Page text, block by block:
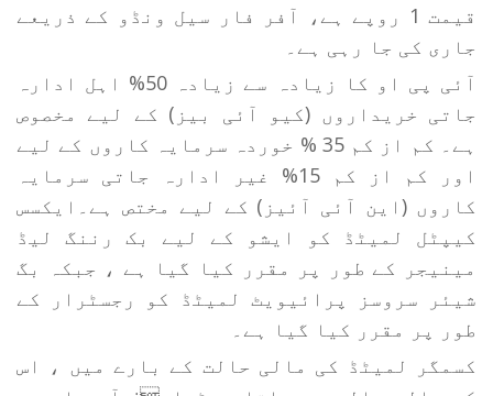
قیمت 1 روپے ہے، آفر فار سیل ونڈو کے ذریعے
جاری کی جا رہی ہے۔
آئی پی او کا زیادہ سے زیادہ 50% اہل ادارہ
جاتی خریداروں (کیو آئی بیز) کے لیے مخصوص
ہے۔ کم از کم 35 % خوردہ سرمایہ کاروں کے لیے
اور کم از کم 15% غیر ادارہ جاتی سرمایہ
کاروں (این آئی آئیز) کے لیے مختص ہے۔ایکسس
کیپٹل لمیٹڈ کو ایشو کے لیے بک رننگ لیڈ
مینیجر کے طور پر مقرر کیا گیا ہے ، جبکہ بگ
شیئر سروسز پرائیویٹ لمیٹڈ کو رجسٹرار کے
طور پر مقرر کیا گیا ہے۔
کسمگر لمیٹڈ کی مالی حالت کے بارے میں ، اس